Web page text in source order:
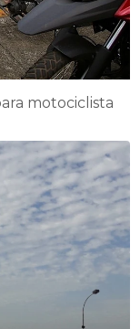
motociclista